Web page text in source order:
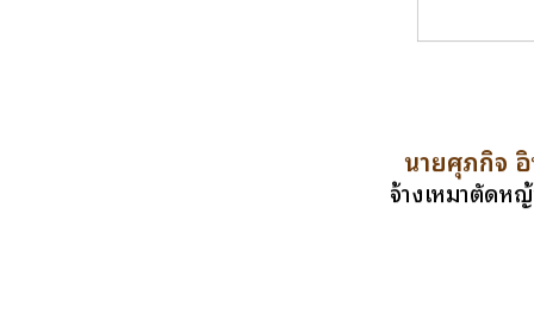
นายศุภกิจ
จ้างเหมาตัดห